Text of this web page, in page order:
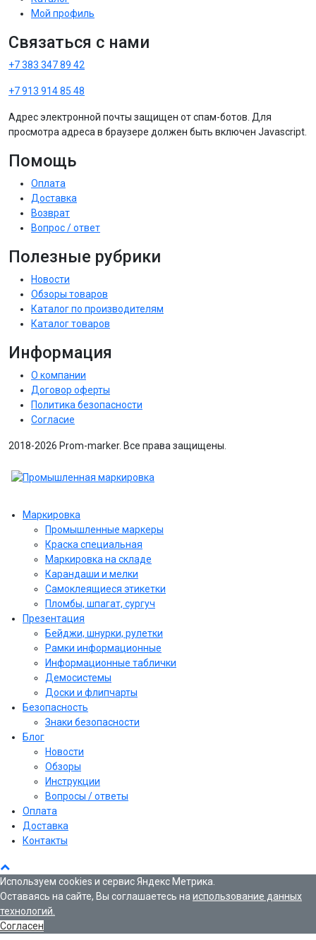
Мой профиль
Связаться с нами
+7 383 347 89 42
+7 913 914 85 48
Адрес электронной почты защищен от спам-ботов. Для
просмотра адреса в браузере должен быть включен Javascript.
Помощь
Оплата
Доставка
Возврат
Вопрос / ответ
Полезные рубрики
Новости
Обзоры товаров
Каталог по производителям
Каталог товаров
Информация
О компании
Договор оферты
Политика безопасности
Согласие
2018-2026 Prom-marker. Все права защищены.
Маркировка
Промышленные маркеры
Краска специальная
Маркировка на складе
Карандаши и мелки
Самоклеящиеся этикетки
Пломбы, шпагат, сургуч
Презентация
Бейджи, шнурки, рулетки
Рамки информационные
Информационные таблички
Демосистемы
Доски и флипчарты
Безопасность
Знаки безопасности
Блог
Новости
Обзоры
Инструкции
Вопросы / ответы
Оплата
Доставка
Контакты
Используем cookies и сервис Яндекс Метрика.
Оставаясь на сайте, Вы соглашаетесь наиспользование данных
технологий.
Согласен